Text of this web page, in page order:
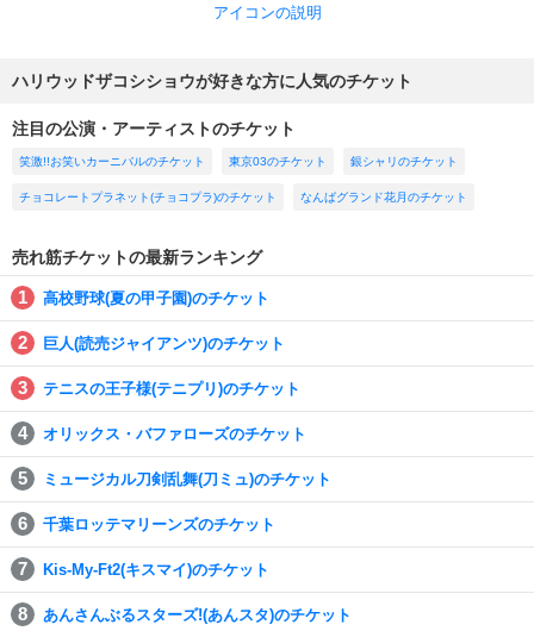
アイコンの説明
ハリウッドザコシショウが好きな方に人気のチケット
注目の公演・アーティストのチケット
笑激!!お笑いカーニバルのチケット 東京03のチケット 銀シャリのチケット
チョコレートプラネット(チョコプラ)のチケット なんばグランド花月のチケット
売れ筋チケットの最新ランキング
高校野球(夏の甲子園)のチケット
巨人(読売ジャイアンツ)のチケット
テニスの王子様(テニプリ)のチケット
オリックス・バファローズのチケット
ミュージカル刀剣乱舞(刀ミュ)のチケット
千葉ロッテマリーンズのチケット
Kis-My-Ft2(キスマイ)のチケット
あんさんぶるスターズ!(あんスタ)のチケット